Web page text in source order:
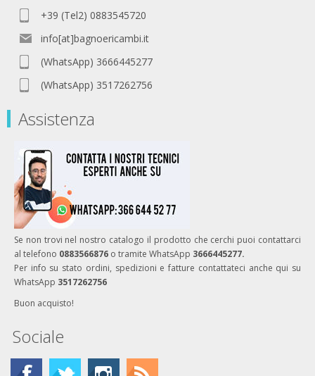
+39 (Tel2) 0883545720
info[at]bagnoericambi.it
(WhatsApp) 3666445277
(WhatsApp) 3517262756
Assistenza
Se non trovi nel nostro catalogo il prodotto che cerchi puoi contattarci
al telefono 0883566876 o tramite WhatsApp 3666445277.
Per info su stato ordini, spedizioni e fatture contattateci anche qui su
WhatsApp 3517262756
Buon acquisto!
Sociale